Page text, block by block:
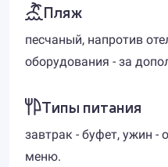
Пляж
песчаный, напротив
оборудования - за
Типы питания
завтрак - буфет, ужин
меню.